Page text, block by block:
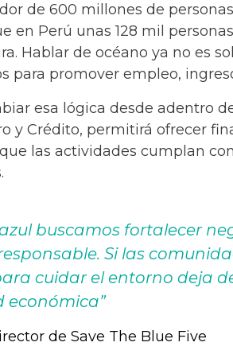
de 600 millones de
en Perú unas 128 mil
Hablar de océano ya no es
para promover empleo,
esa lógica desde adentro
y Crédito, permitirá ofrecer
las actividades cumplan
buscamos fortalecer
Si las
cuidar el entorno deja
económica”
de Save The Blue Five